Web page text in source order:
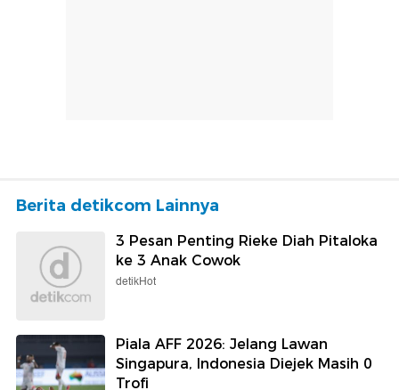
Berita detikcom Lainnya
3 Pesan Penting Rieke Diah Pitaloka
ke 3 Anak Cowok
detikHot
Piala AFF 2026: Jelang Lawan
Singapura, Indonesia Diejek Masih 0
Trofi